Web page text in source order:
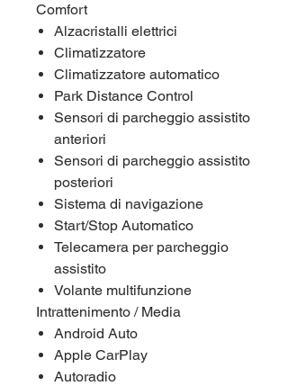
Comfort
Alzacristalli elettrici
Climatizzatore
Climatizzatore automatico
Park Distance Control
Sensori di parcheggio assistito
anteriori
Sensori di parcheggio assistito
posteriori
Sistema di navigazione
Start/Stop Automatico
Telecamera per parcheggio
assistito
Volante multifunzione
Intrattenimento / Media
Android Auto
Apple CarPlay
Autoradio